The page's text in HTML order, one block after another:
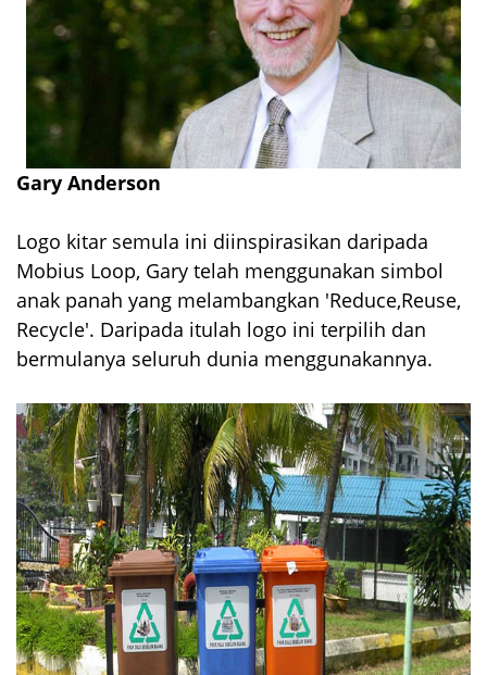
Gary Anderson
Logo kitar semula ini diinspirasikan daripada
Mobius Loop, Gary telah menggunakan simbol
anak panah yang melambangkan 'Reduce,Reuse,
Recycle'. Daripada itulah logo ini terpilih dan
bermulanya seluruh dunia menggunakannya.